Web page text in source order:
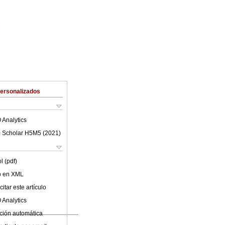
Analytics
Scholar H5M5 (2021 )
(pdf)
en XML
este artículo
Analytics
automática